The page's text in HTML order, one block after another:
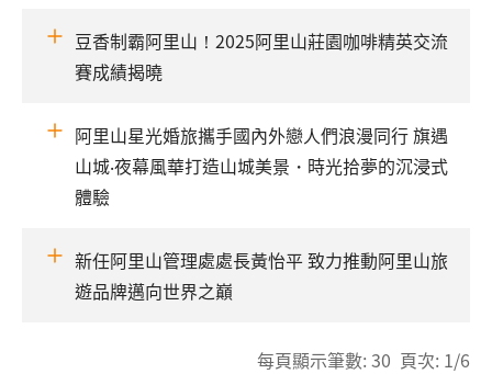
豆香制霸阿里山！2025阿里山莊園咖啡精英交流
賽成績揭曉
阿里山星光婚旅攜手國內外戀人們浪漫同行 旗遇
山城‧夜幕風華打造山城美景・時光拾夢的沉浸式
體驗
新任阿里山管理處處長黃怡平 致力推動阿里山旅
遊品牌邁向世界之巔
每頁顯示筆數: 30 頁次: 1/6